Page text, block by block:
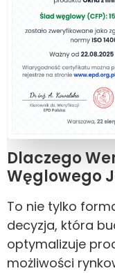
Dlaczego
Węglowego
To nie tylko
decyzja, która
optymalizuje
możliwości